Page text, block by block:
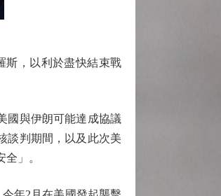
，以利於盡快結束戰
國與伊朗可能達成協議
談判期間，以及此次美
」。